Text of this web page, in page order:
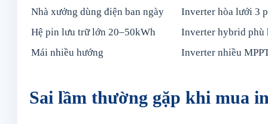
Nhà xưởng dùng điện ban ngày
Inverter hòa lưới 3
Hệ pin lưu trữ lớn 20–50kWh
Inverter hybrid phù
Mái nhiều hướng
Inverter nhiều
Sai lầm thường gặp khi mua